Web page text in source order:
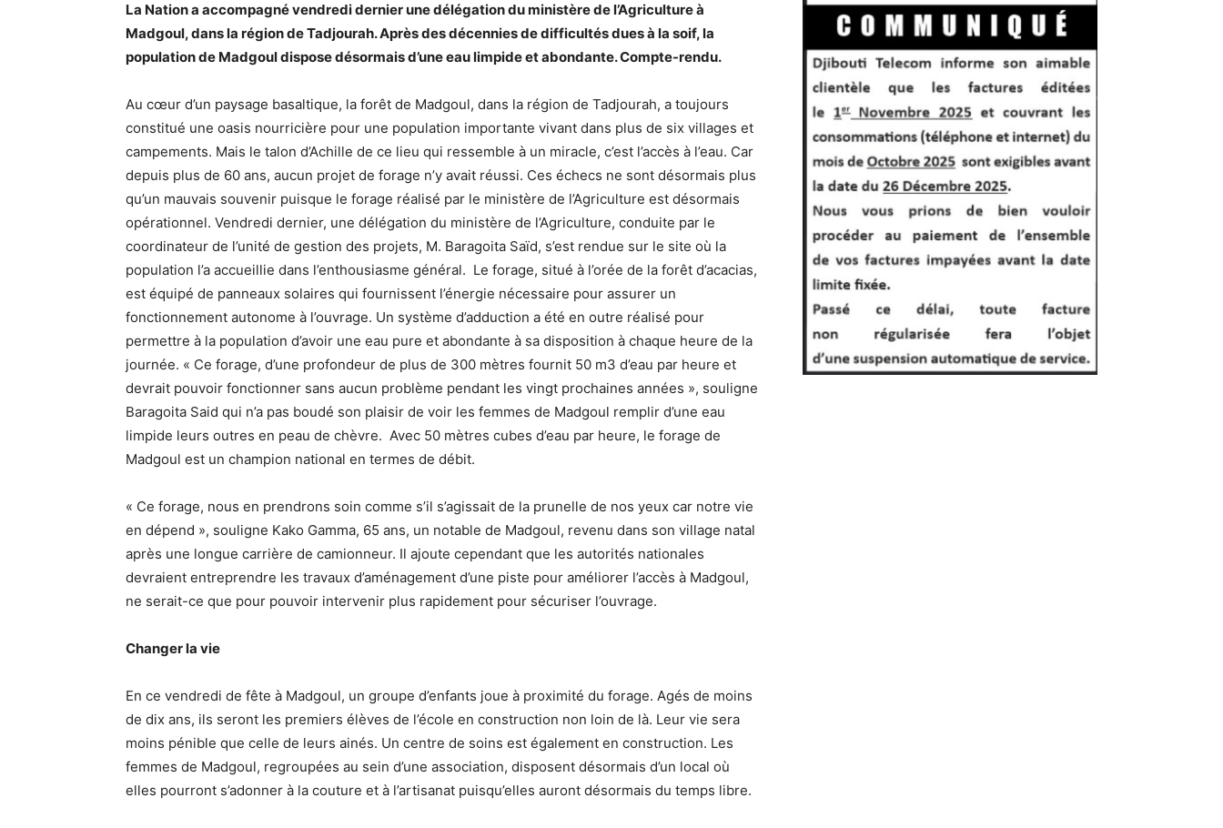
La Nation a accompagné vendredi dernier une délégation du ministère de l’Agriculture à
Madgoul, dans la région de Tadjourah. Après des décennies de difficultés dues à la soif, la
population de Madgoul dispose désormais d’une eau limpide et abondante. Compte-rendu.
Au cœur d’un paysage basaltique, la forêt de Madgoul, dans la région de Tadjourah, a toujours
constitué une oasis nourricière pour une population importante vivant dans plus de six villages et
campements. Mais le talon d’Achille de ce lieu qui ressemble à un miracle, c’est l’accès à l’eau. Car
depuis plus de 60 ans, aucun projet de forage n’y avait réussi. Ces échecs ne sont désormais plus
qu’un mauvais souvenir puisque le forage réalisé par le ministère de l’Agriculture est désormais
opérationnel. Vendredi dernier, une délégation du ministère de l’Agriculture, conduite par le
coordinateur de l’unité de gestion des projets, M. Baragoita Saïd, s’est rendue sur le site où la
population l’a accueillie dans l’enthousiasme général. Le forage, situé à l’orée de la forêt d’acacias,
est équipé de panneaux solaires qui fournissent l’énergie nécessaire pour assurer un
fonctionnement autonome à l’ouvrage. Un système d’adduction a été en outre réalisé pour
permettre à la population d’avoir une eau pure et abondante à sa disposition à chaque heure de la
journée. « Ce forage, d’une profondeur de plus de 300 mètres fournit 50 m3 d’eau par heure et
devrait pouvoir fonctionner sans aucun problème pendant les vingt prochaines années », souligne
Baragoita Said qui n’a pas boudé son plaisir de voir les femmes de Madgoul remplir d’une eau
limpide leurs outres en peau de chèvre. Avec 50 mètres cubes d’eau par heure, le forage de
Madgoul est un champion national en termes de débit.
« Ce forage, nous en prendrons soin comme s’il s’agissait de la prunelle de nos yeux car notre vie
en dépend », souligne Kako Gamma, 65 ans, un notable de Madgoul, revenu dans son village natal
après une longue carrière de camionneur. Il ajoute cependant que les autorités nationales
devraient entreprendre les travaux d’aménagement d’une piste pour améliorer l’accès à Madgoul,
ne serait-ce que pour pouvoir intervenir plus rapidement pour sécuriser l’ouvrage.
Changer la vie
En ce vendredi de fête à Madgoul, un groupe d’enfants joue à proximité du forage. Agés de moins
de dix ans, ils seront les premiers élèves de l’école en construction non loin de là. Leur vie sera
moins pénible que celle de leurs ainés. Un centre de soins est également en construction. Les
femmes de Madgoul, regroupées au sein d’une association, disposent désormais d’un local où
elles pourront s’adonner à la couture et à l’artisanat puisqu’elles auront désormais du temps libre.